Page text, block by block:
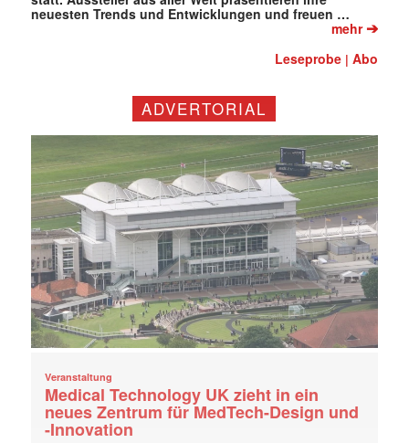
neuesten Trends und Entwicklungen und freuen …
mehr➔
Leseprobe |Abo
ADVERTORIAL
Veranstaltung
Medical Technology UK zieht in ein
neues Zentrum für MedTech-Design und
-Innovation